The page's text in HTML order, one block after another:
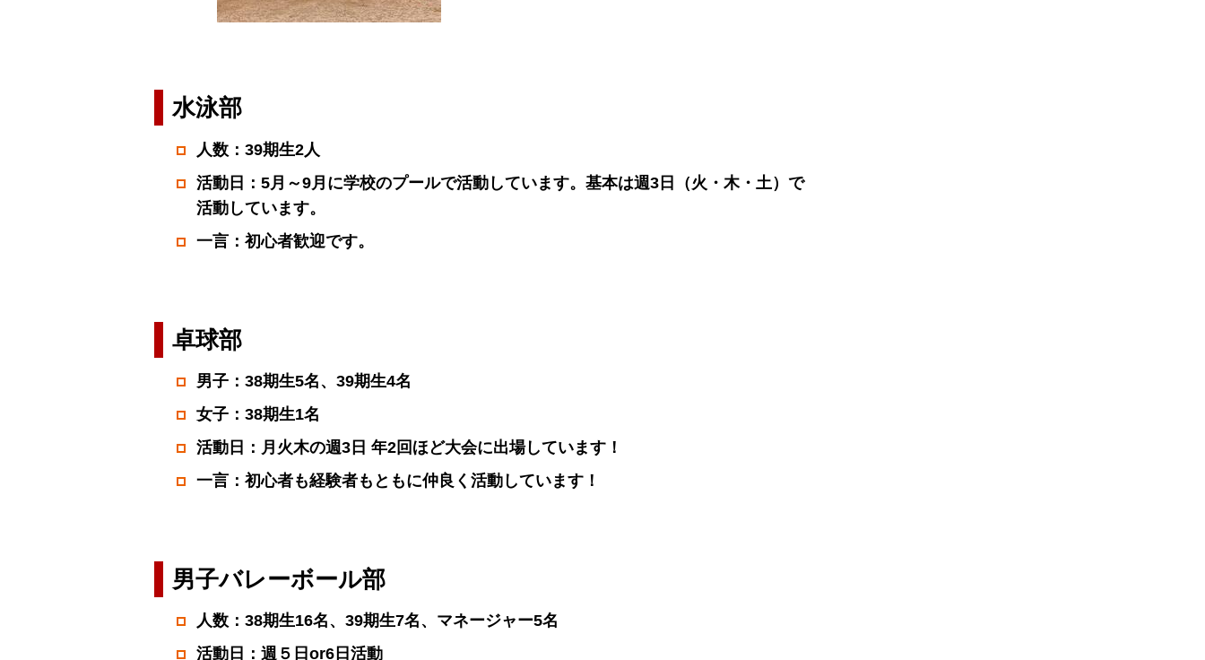
水泳部
人数：39期生2人
活動日：5月～9月に学校のプールで活動しています。基本は週3日（火・木・土）で
活動しています。
一言：初心者歓迎です。
卓球部
男子：38期生5名、39期生4名
女子：38期生1名
活動日：月火木の週3日 年2回ほど大会に出場しています！
一言：初心者も経験者もともに仲良く活動しています！
男子バレーボール部
人数：38期生16名、39期生7名、マネージャー5名
活動日：週５日or6日活動